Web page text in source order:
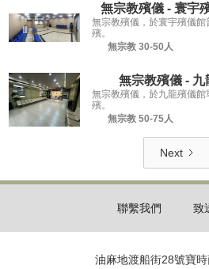
無宗教殯儀 - 寰宇
無宗教殯儀，於寰宇殯儀
殯。
無宗教 30-50人
無宗教殯儀 -
無宗教殯儀，於九龍殯儀
殯。
無宗教 50-75人
Next
聯繫我們 致
油麻地渡船街28號寶